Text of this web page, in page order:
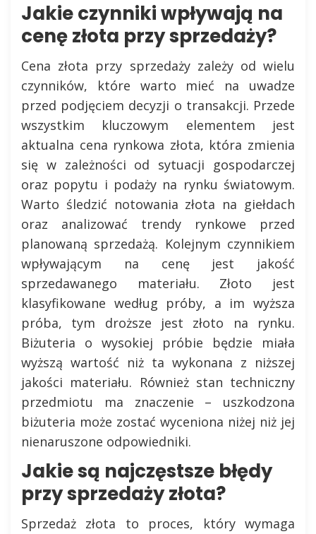
Jakie czynniki wpływają na
cenę złota przy sprzedaży?
Cena złota przy sprzedaży zależy od wielu
czynników, które warto mieć na uwadze
przed podjęciem decyzji o transakcji. Przede
wszystkim kluczowym elementem jest
aktualna cena rynkowa złota, która zmienia
się w zależności od sytuacji gospodarczej
oraz popytu i podaży na rynku światowym.
Warto śledzić notowania złota na giełdach
oraz analizować trendy rynkowe przed
planowaną sprzedażą. Kolejnym czynnikiem
wpływającym na cenę jest jakość
sprzedawanego materiału. Złoto jest
klasyfikowane według próby, a im wyższa
próba, tym droższe jest złoto na rynku.
Biżuteria o wysokiej próbie będzie miała
wyższą wartość niż ta wykonana z niższej
jakości materiału. Również stan techniczny
przedmiotu ma znaczenie – uszkodzona
biżuteria może zostać wyceniona niżej niż jej
nienaruszone odpowiedniki.
Jakie są najczęstsze błędy
przy sprzedaży złota?
Sprzedaż złota to proces, który wymaga